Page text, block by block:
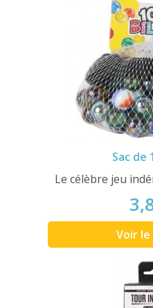
Sac de
Le célèbre jeu
Voir